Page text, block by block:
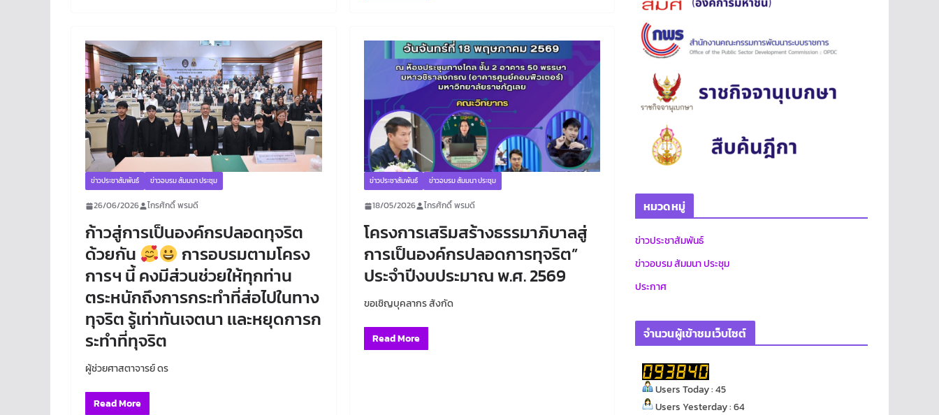
ข่าวประชาสัมพันธ์ ข่าวอบรม สัมมนา ประชุม
26/06/2026 ไกรศักดิ์ พรมดี
ก้าวสู่การเป็นองค์กรปลอดทุจริต
ด้วยกัน
การอบรมตามโครง
การฯ นี้ คงมีส่วนช่วยให้ทุกท่าน
ตระหนักถึงการกระทำที่ส่อไปในทาง
ทุจริต รู้เท่าทันเจตนา เเละหยุดการก
ระทำที่ทุจริต
ผู้ช่วยศาสตาจารย์ ดร
Read More
ข่าวประชาสัมพันธ์ ข่าวอบรม สัมมนา ประชุม
18/05/2026 ไกรศักดิ์ พรมดี
โครงการเสริมสร้างธรรมาภิบาลสู่
การเป็นองค์กรปลอดการทุจริต”
ประจำปีงบประมาณ พ.ศ. 2569
ขอเชิญบุคลากร สังกัด
Read More
หมวดหมู่
ข่าวประชาสัมพันธ์
ข่าวอบรม สัมมนา ประชุม
ประกาศ
จำนวนผู้เข้าชมเว็บไซต์
Users Today : 45
Users Yesterday : 64